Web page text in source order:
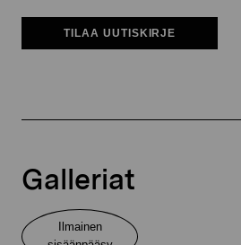
TILAA UUTISKIRJE
Galleriat
Ilmainen